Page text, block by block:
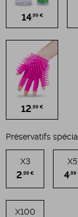
14,99 €
12,99 €
Préservatifs
X3
2 ,99 €
X5
4 ,99
X100